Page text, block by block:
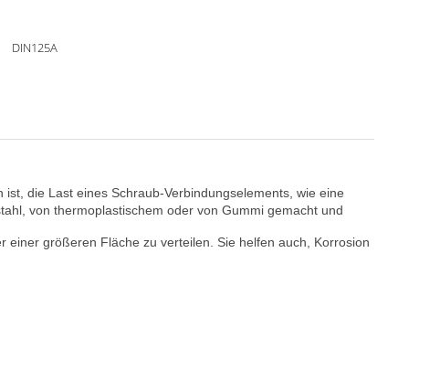
DIN125A
die Last eines Schraub-Verbindungselements, wie eine
von thermoplastischem oder von Gummi gemacht und
einer größeren Fläche zu verteilen. Sie helfen auch, Korrosion